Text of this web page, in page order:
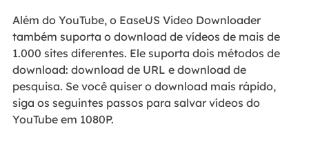
Além do YouTube, o EaseUS Video Downloader
também suporta o download de vídeos de mais de
1.000 sites diferentes. Ele suporta dois métodos de
download: download de URL e download de
pesquisa. Se você quiser o download mais rápido,
siga os seguintes passos para salvar vídeos do
YouTube em 1080P.